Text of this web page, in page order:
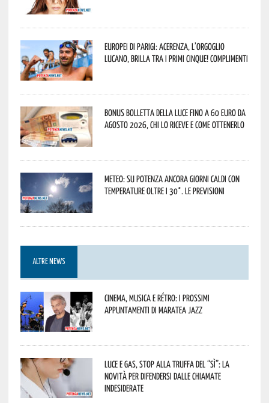
Europei di Parigi: Acerenza, l’orgoglio
lucano, brilla tra i primi cinque! Complimenti
Bonus bolletta della luce fino a 60 euro da
agosto 2026, chi lo riceve e come ottenerlo
Meteo: su Potenza ancora giorni caldi con
temperature oltre i 30°. Le previsioni
ALTRE NEWS
Cinema, musica e rétro: i prossimi
appuntamenti di Maratea Jazz
Luce e gas, stop alla truffa del “Sì”: la
novità per difendersi dalle chiamate
indesiderate